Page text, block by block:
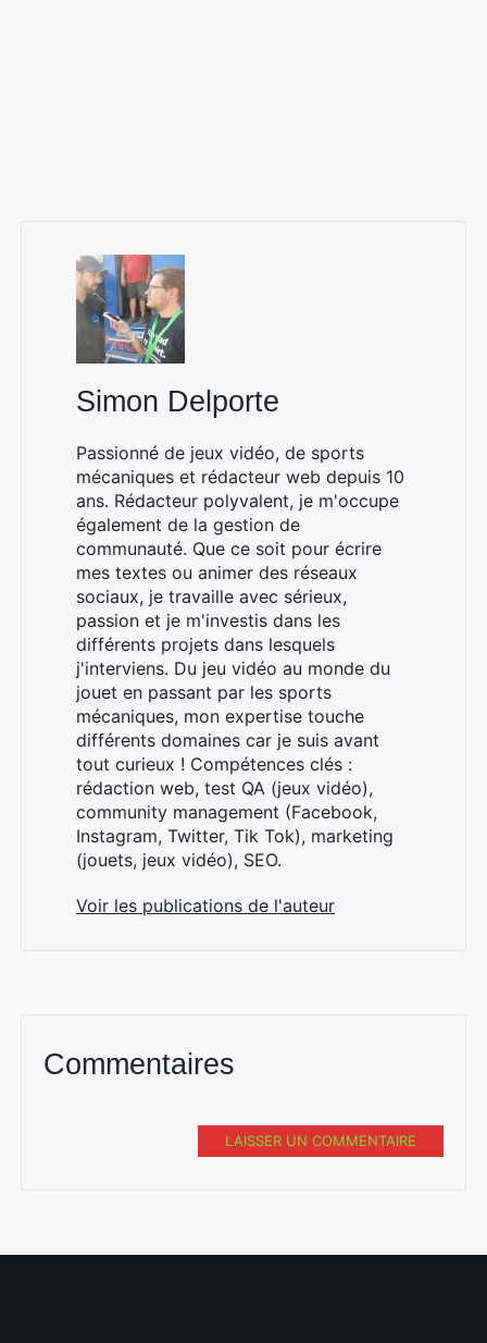
Simon Delporte
Passionné de jeux vidéo, de sports
mécaniques et rédacteur web depuis 10
ans. Rédacteur polyvalent, je m'occupe
également de la gestion de
communauté. Que ce soit pour écrire
mes textes ou animer des réseaux
sociaux, je travaille avec sérieux,
passion et je m'investis dans les
différents projets dans lesquels
j'interviens. Du jeu vidéo au monde du
jouet en passant par les sports
mécaniques, mon expertise touche
différents domaines car je suis avant
tout curieux ! Compétences clés :
rédaction web, test QA (jeux vidéo),
community management (Facebook,
Instagram, Twitter, Tik Tok), marketing
(jouets, jeux vidéo), SEO.
Voir les publications de l'auteur
Commentaires
LAISSER UN COMMENTAIRE
Rechercher
: